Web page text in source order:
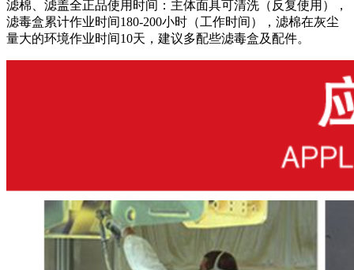
滤棉、滤盖全正品使用时间：主体面具可清洗（反复使用），
滤毒盒累计作业时间180-200小时（工作时间），滤棉在灰尘
量大的环境作业时间10天，建议多配些滤毒盒及配件。